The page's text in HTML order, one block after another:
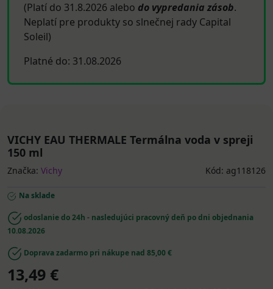
(Platí do 31.8.2026 alebo do vypredania zásob.
Neplatí pre produkty so slnečnej rady Capital
Soleil)
Platné do: 31.08.2026
VICHY EAU THERMALE Termálna voda v spreji
150 ml
Značka: Vichy Kód: ag118126
Na sklade
odoslanie do 24h - nasledujúci pracovný deň po dni objednania
10.08.2026
Doprava zadarmo pri nákupe nad 85,00 €
13,49 €